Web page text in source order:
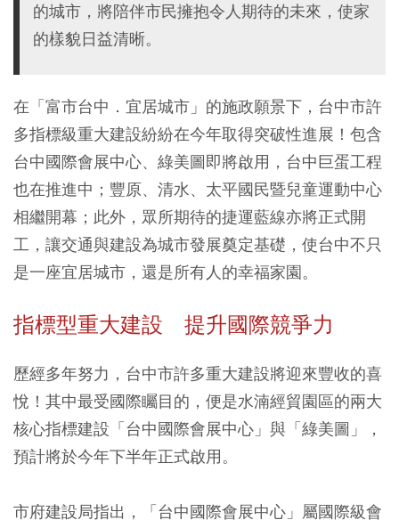
的城市，將陪伴市民擁抱令人期待的未來，使家
的樣貌日益清晰。
在「富市台中．宜居城市」的施政願景下，台中市許
多指標級重大建設紛紛在今年取得突破性進展！包含
台中國際會展中心、綠美圖即將啟用，台中巨蛋工程
也在推進中；豐原、清水、太平國民暨兒童運動中心
相繼開幕；此外，眾所期待的捷運藍線亦將正式開
工，讓交通與建設為城市發展奠定基礎，使台中不只
是一座宜居城市，還是所有人的幸福家園。
指標型重大建設 提升國際競爭力
歷經多年努力，台中市許多重大建設將迎來豐收的喜
悅！其中最受國際矚目的，便是水湳經貿園區的兩大
核心指標建設「台中國際會展中心」與「綠美圖」，
預計將於今年下半年正式啟用。
市府建設局指出，「台中國際會展中心」屬國際級會